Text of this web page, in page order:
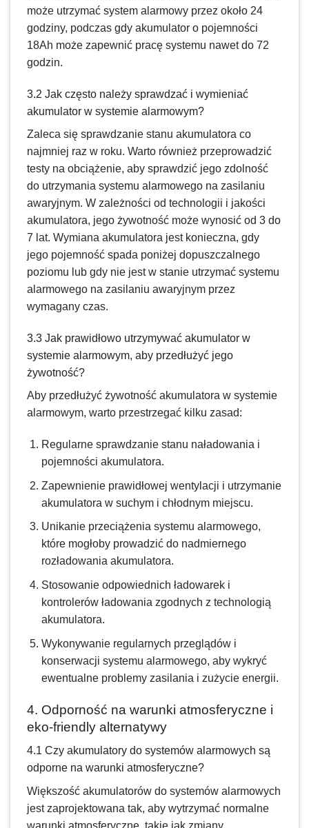
może utrzymać system alarmowy przez około 24
godziny, podczas gdy akumulator o pojemności
18Ah może zapewnić pracę systemu nawet do 72
godzin.
3.2 Jak często należy sprawdzać i wymieniać
akumulator w systemie alarmowym?
Zaleca się sprawdzanie stanu akumulatora co
najmniej raz w roku. Warto również przeprowadzić
testy na obciążenie, aby sprawdzić jego zdolność
do utrzymania systemu alarmowego na zasilaniu
awaryjnym. W zależności od technologii i jakości
akumulatora, jego żywotność może wynosić od 3 do
7 lat. Wymiana akumulatora jest konieczna, gdy
jego pojemność spada poniżej dopuszczalnego
poziomu lub gdy nie jest w stanie utrzymać systemu
alarmowego na zasilaniu awaryjnym przez
wymagany czas.
3.3 Jak prawidłowo utrzymywać akumulator w
systemie alarmowym, aby przedłużyć jego
żywotność?
Aby przedłużyć żywotność akumulatora w systemie
alarmowym, warto przestrzegać kilku zasad:
Regularne sprawdzanie stanu naładowania i
pojemności akumulatora.
Zapewnienie prawidłowej wentylacji i utrzymanie
akumulatora w suchym i chłodnym miejscu.
Unikanie przeciążenia systemu alarmowego,
które mogłoby prowadzić do nadmiernego
rozładowania akumulatora.
Stosowanie odpowiednich ładowarek i
kontrolerów ładowania zgodnych z technologią
akumulatora.
Wykonywanie regularnych przeglądów i
konserwacji systemu alarmowego, aby wykryć
ewentualne problemy zasilania i zużycie energii.
4. Odporność na warunki atmosferyczne i
eko-friendly alternatywy
4.1 Czy akumulatory do systemów alarmowych są
odporne na warunki atmosferyczne?
Większość akumulatorów do systemów alarmowych
jest zaprojektowana tak, aby wytrzymać normalne
warunki atmosferyczne, takie jak zmiany